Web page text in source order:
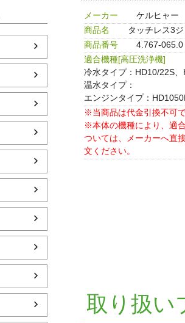
メーカー
ケルヒャー
商品名
タッチレス3
商品番号
4.767-065.0
適合機種[高圧洗浄機]
冷水タイプ：HD10/22S
温水タイプ：
エンジンタイプ：
※当商品は代金引換不可で
※本体の機種により、適
ついては、メーカーへ直
文ください。
取り扱い